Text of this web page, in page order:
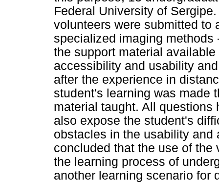
Federal University of
volunteers were submitted to
specialized imaging methods
the support material
accessibility and usability
after the experience in
student's learning was made
material taught. All questions
also expose the student's
obstacles in the usability
concluded that the use of the
the learning process of
another learning scenario for